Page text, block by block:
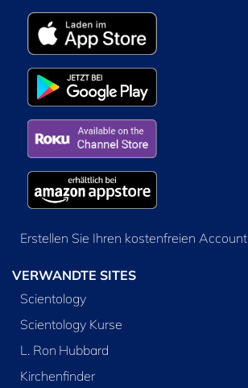
Erstellen Sie Ihren kostenfreien Account
VERWANDTE SITES
Scientology
Scientology Kurse
L. Ron Hubbard
Kirchenfinder